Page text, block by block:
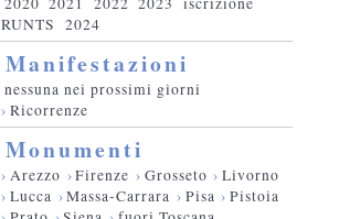
RUNTS
2024
Manifestazioni
nessuna nei prossimi giorni
› Ricorrenze
Monumenti
› Arezzo ›Firenze › Grosseto › Livorno
› Lucca ›Massa-Carrara › Pisa › Pistoia